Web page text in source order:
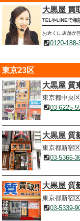
大黒屋 買
TELやLINEで相
お近くに店舗が
0120-188-
東京23区
大黒屋 質
東京都中央
03-6225-
大黒屋 質
東京都新宿
03-5366-
大黒屋 質
東京都新宿
03-5339-